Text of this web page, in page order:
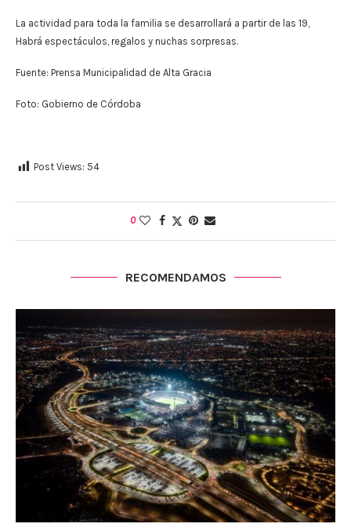
La actividad para toda la familia se desarrollará a partir de las 19,
Habrá espectáculos, regalos y nuchas sorpresas.
Fuente: Prensa Municipalidad de Alta Gracia
Foto: Gobierno de Córdoba
Post Views: 54
0
RECOMENDAMOS